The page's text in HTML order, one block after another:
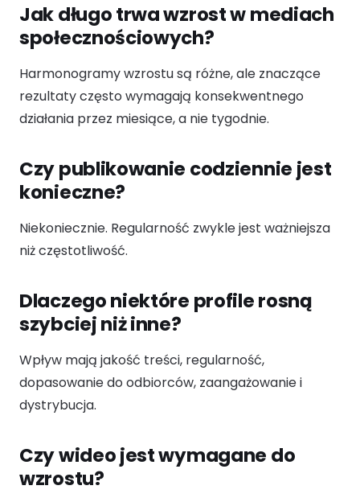
Jak długo trwa wzrost w mediach
społecznościowych?
Harmonogramy wzrostu są różne, ale znaczące
rezultaty często wymagają konsekwentnego
działania przez miesiące, a nie tygodnie.
Czy publikowanie codziennie jest
konieczne?
Niekoniecznie. Regularność zwykle jest ważniejsza
niż częstotliwość.
Dlaczego niektóre profile rosną
szybciej niż inne?
Wpływ mają jakość treści, regularność,
dopasowanie do odbiorców, zaangażowanie i
dystrybucja.
Czy wideo jest wymagane do
wzrostu?